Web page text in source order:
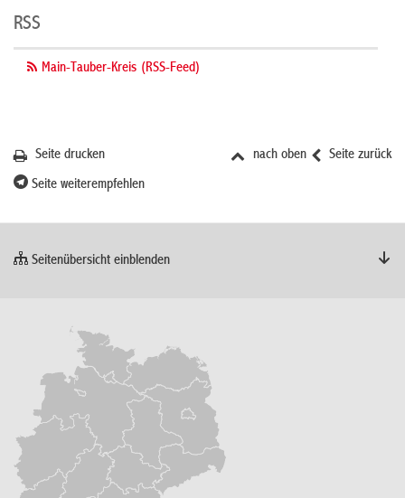
RSS
Main-Tauber-Kreis (RSS-Feed)
Seite zurück
nach oben
Seite drucken
Seite weiterempfehlen
Seitenübersicht einblenden